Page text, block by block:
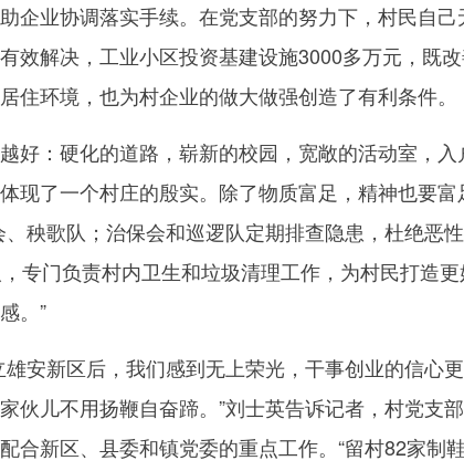
企业协调落实手续。在党支部的努力下，村民自己
效解决，工业小区投资基建设施3000多万元，既
住环境，也为村企业的做大做强创造了有利条件。
：硬化的道路，崭新的校园，宽敞的活动室，入
了一个村庄的殷实。除了物质富足，精神也要富
秧歌队；治保会和巡逻队定期排查隐患，杜绝恶
专门负责村内卫生和垃圾清理工作，为村民打造
。”
新区后，我们感到无上荣光，干事创业的信心更
伙儿不用扬鞭自奋蹄。”刘士英告诉记者，村党支
合新区、县委和镇党委的重点工作。“留村82家制